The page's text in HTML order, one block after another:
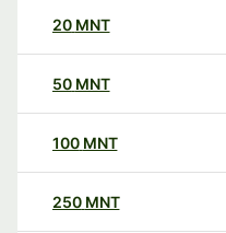
20 MNT
50 MNT
100 MNT
250 MNT